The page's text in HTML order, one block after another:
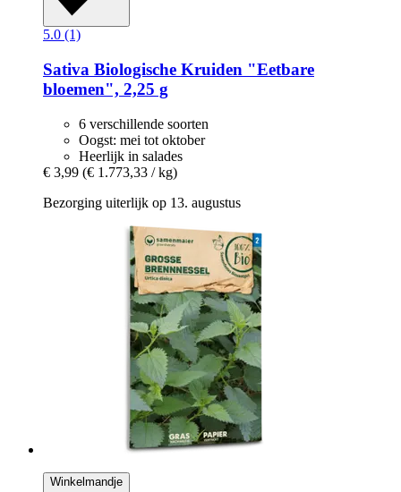
5.0 (1)
Sativa Biologische Kruiden "Eetbare
bloemen", 2,25 g
6 verschillende soorten
Oogst: mei tot oktober
Heerlijk in salades
€ 3,99 (€ 1.773,33 / kg)
Bezorging uiterlijk op 13. augustus
Winkelmandje